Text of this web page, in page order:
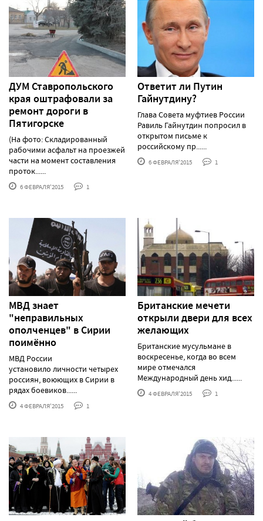
ДУМ Ставропольского
края оштрафовали за
ремонт дороги в
Пятигорске
(На фото: Складированный
рабочими асфальт на проезжей
части на момент составления
проток......
6 ФЕВРАЛЯ'2015 1
Ответит ли Путин
Гайнутдину?
Глава Совета муфтиев России
Равиль Гайнутдин попросил в
открытом письме к
российскому пр......
6 ФЕВРАЛЯ'2015 1
МВД знает
"неправильных
ополченцев" в Сирии
поимённо
МВД России
установило личности четырех
россиян, воюющих в Сирии в
рядах боевиков......
4 ФЕВРАЛЯ'2015 1
Британские мечети
открыли двери для всех
желающих
Британские мусульмане в
воскресенье, когда во всем
мире отмечался
Международный день хид......
4 ФЕВРАЛЯ'2015 1